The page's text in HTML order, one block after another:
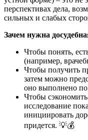
перспективах дела,
сильных и слабых
Зачем нужна
Чтобы понять,
(например,
Чтобы получить
затем можно
оно выполнено
Чтобы
исследование
инициировать
придется. 💡💰